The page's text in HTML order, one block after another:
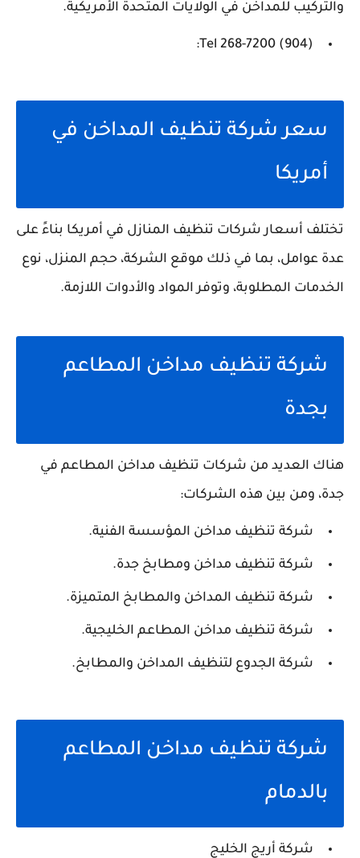
والتركيب للمداخن في الولايات المتحدة الأمريكية.
(904) 268-7200 Tel:
سعر شركة تنظيف المداخن في
أمريكا
تختلف أسعار شركات تنظيف المنازل في أمريكا بناءً على
عدة عوامل، بما في ذلك موقع الشركة، حجم المنزل، نوع
الخدمات المطلوبة، وتوفر المواد والأدوات اللازمة.
شركة تنظيف مداخن المطاعم
بجدة
هناك العديد من شركات تنظيف مداخن المطاعم في
جدة، ومن بين هذه الشركات:
شركة تنظيف مداخن المؤسسة الفنية.
شركة تنظيف مداخن ومطابخ جدة.
شركة تنظيف المداخن والمطابخ المتميزة.
شركة تنظيف مداخن المطاعم الخليجية.
شركة الجدوع لتنظيف المداخن والمطابخ.
شركة تنظيف مداخن المطاعم
بالدمام
شركة أريج الخليج